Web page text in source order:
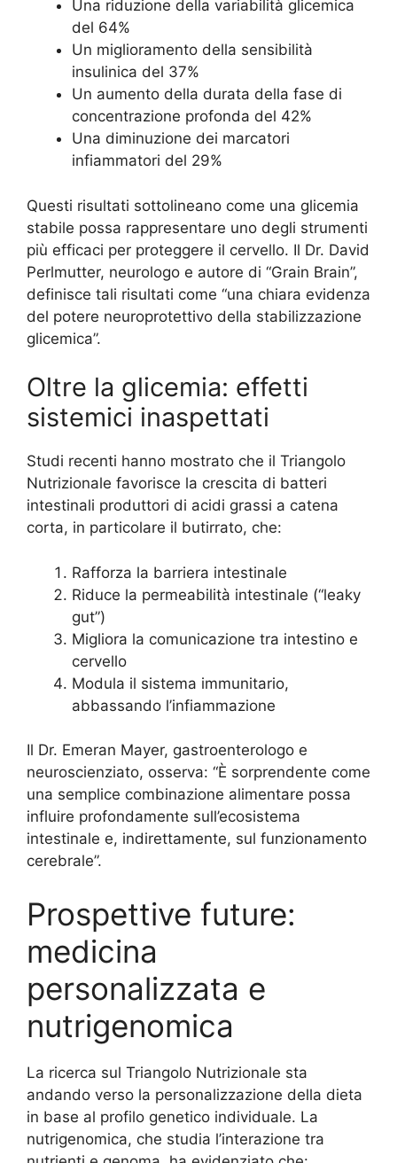
Una riduzione della variabilità glicemica
del 64%
Un miglioramento della sensibilità
insulinica del 37%
Un aumento della durata della fase di
concentrazione profonda del 42%
Una diminuzione dei marcatori
infiammatori del 29%
Questi risultati sottolineano come una glicemia
stabile possa rappresentare uno degli strumenti
più efficaci per proteggere il cervello. Il Dr. David
Perlmutter, neurologo e autore di “Grain Brain”,
definisce tali risultati come “una chiara evidenza
del potere neuroprotettivo della stabilizzazione
glicemica”.
Oltre la glicemia: effetti
sistemici inaspettati
Studi recenti hanno mostrato che il Triangolo
Nutrizionale favorisce la crescita di batteri
intestinali produttori di acidi grassi a catena
corta, in particolare il butirrato, che:
Rafforza la barriera intestinale
Riduce la permeabilità intestinale (“leaky
gut”)
Migliora la comunicazione tra intestino e
cervello
Modula il sistema immunitario,
abbassando l’infiammazione
Il Dr. Emeran Mayer, gastroenterologo e
neuroscienziato, osserva: “È sorprendente come
una semplice combinazione alimentare possa
influire profondamente sull’ecosistema
intestinale e, indirettamente, sul funzionamento
cerebrale”.
Prospettive future:
medicina
personalizzata e
nutrigenomica
La ricerca sul Triangolo Nutrizionale sta
andando verso la personalizzazione della dieta
in base al profilo genetico individuale. La
nutrigenomica, che studia l’interazione tra